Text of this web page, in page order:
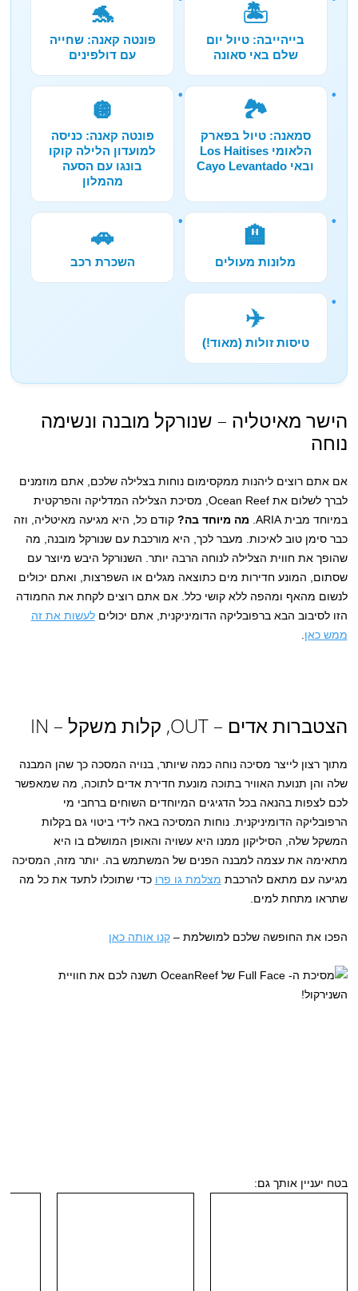
🏝️
בייהייבה: טיול יום
שלם באי סאונה
🐬
פונטה קאנה: שחייה
עם דולפינים
🏞️
סמאנה: טיול בפארק
הלאומי Los Haitises
ובאי Cayo Levantado
🪩
פונטה קאנה: כניסה
למועדון הלילה קוקו
בונגו עם הסעה
מהמלון
🏨
מלונות מעולים
🚗
השכרת רכב
✈️
טיסות זולות (מאוד!)
הישר מאיטליה – שנורקל מובנה ונשימה
נוחה
אם אתם רוצים ליהנות ממקסימום נוחות בצלילה שלכם, אתם מוזמנים
לברך לשלום את Ocean Reef, מסיכת הצלילה המדליקה והפרקטית
במיוחד מבית ARIA.
מה מיוחד בה? קודם כל, היא מגיעה מאיטליה, וזה
כבר סימן טוב לאיכות. מעבר לכך, היא מורכבת עם שנורקל מובנה, מה
שהופך את חווית הצלילה לנוחה הרבה יותר. השנורקל היבש מיוצר עם
שסתום, המונע חדירות מים כתוצאה מגלים או השפרצות, ואתם יכולים
לנשום מהאף ומהפה ללא קושי כלל. אם אתם רוצים לקחת את החמודה
הזו לסיבוב הבא ברפובליקה הדומיניקנית, אתם יכוליםלעשות את זה
ממש כאן
הצטברות אדים – OUT, קלות משקל – IN
מתוך רצון לייצר מסיכה נוחה כמה שיותר, בנויה המסכה כך שהן המבנה
שלה והן תנועת האוויר בתוכה מונעת חדירת אדים לתוכה, מה שמאפשר
לכם לצפות בהנאה בכל הדגיגים המיוחדים השוחים ברחבי מי
הרפובליקה הדומיניקנית. נוחות המסיכה באה לידי ביטוי גם בקלות
המשקל שלה, הסיליקון ממנו היא עשויה והאופן המושלם בו היא
מתאימה את עצמה למבנה הפנים של המשתמש בה. יותר מזה, המסיכה
מגיעה עם מתאם להרכבת מצלמת גו פרו כדי שתוכלו לתעד את כל מה
שתראו מתחת למים.
הפכו את החופשה שלכם למושלמת –קנו אותה כאן
בטח יעניין אותך גם: